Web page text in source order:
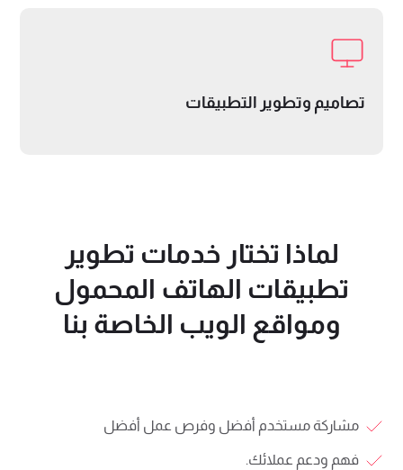
تصاميم وتطوير التطبيقات
لماذا تختار خدمات تطوير
تطبيقات الهاتف المحمول
ومواقع الويب الخاصة بنا
مشاركة مستخدم أفضل وفرص عمل أفضل
فهم ودعم عملائك.